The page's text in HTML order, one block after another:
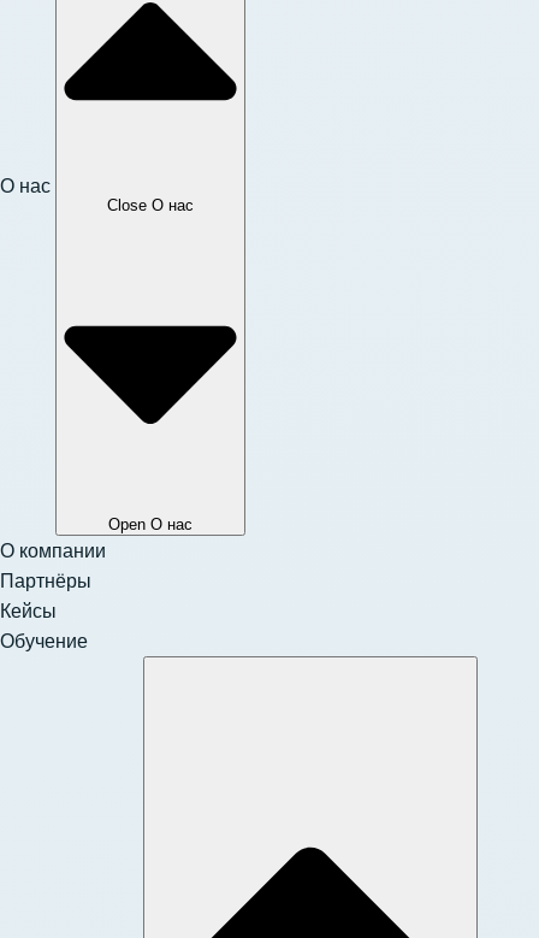
О нас
Close О нас
Open О нас
О компании
Партнёры
Кейсы
Обучение